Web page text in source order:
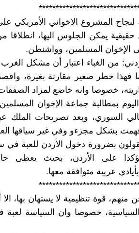
المشروع الاخواني الأمريكي
حقيقية يمكن الجلوس اليها، انطلاقا
الإخوان المسلمين، وواشنطن.
من الغباء اعتبار أن مشكل الغرب
فهذا خطر صغير مقارنة بغيرة،
خصوصا وانه خاضع لمزاد
بمطالبة جماعة الإخوان
السوري، وبعد تصريحات
بشكل مجزءو وفي غير سياقها
بضرورة دخول الأردن للعبة في
على الأردن، بحيث يعطى
عربية متوافقة معها.
منهم، قوة تنظيمية لا يستهان بها،
خصوصا وان السياسة لعبة